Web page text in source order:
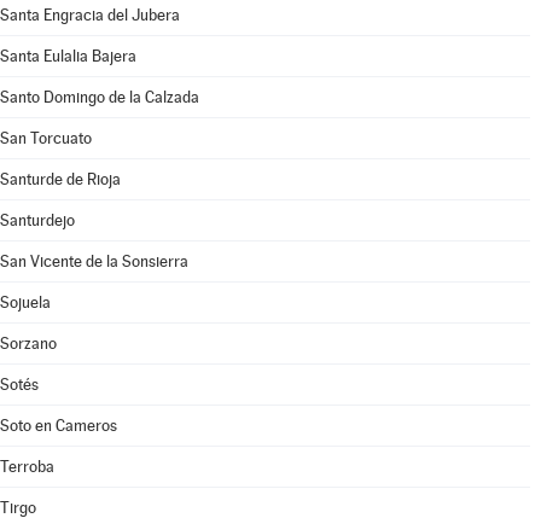
Santa Engracia del Jubera
Santa Eulalia Bajera
Santo Domingo de la Calzada
San Torcuato
Santurde de Rioja
Santurdejo
San Vicente de la Sonsierra
Sojuela
Sorzano
Sotés
Soto en Cameros
Terroba
Tirgo